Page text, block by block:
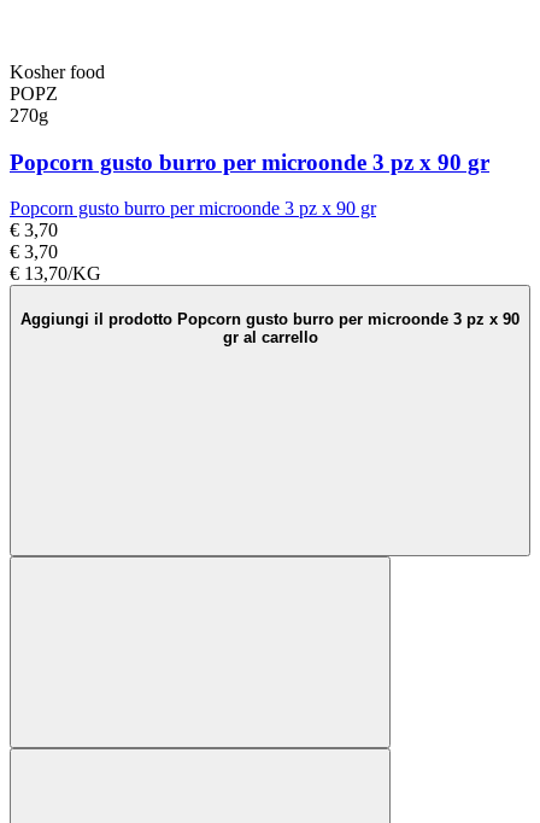
Kosher food
POPZ
270g
Popcorn gusto burro per microonde 3 pz x 90 gr
Popcorn gusto burro per microonde 3 pz x 90 gr
€ 3,70
€ 3,70
€ 13,70/KG
Aggiungi il prodotto Popcorn gusto burro per microonde 3 pz x 90
gr al carrello